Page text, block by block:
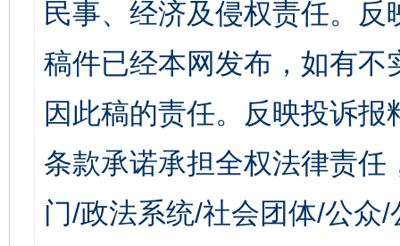
民事、经济及侵权责任。
稿件已经本网发布，如有
因此稿的责任。反映投诉
条款承诺承担全权法律责
门/政法系统/社会团体/公众